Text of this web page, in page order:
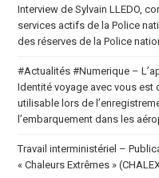
Interview de Sylvain LLEDO,
services actifs de la Police
des réserves de la Police
#Actualités #Numerique –
Identité voyage avec vous est
utilisable lors de
l’embarquement dans les
Travail interministériel –
« Chaleurs Extrêmes »